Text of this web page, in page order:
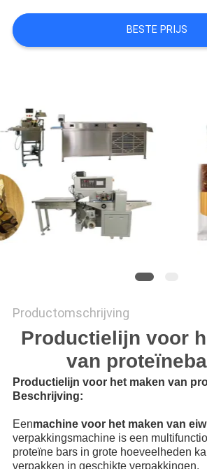
NIEUWS
OFFERTE
SITEMAP
PRIVACY
POLICY
BESTE PRIJS
Productomschrijving
Productielijn voor
van
Productielijn voor het maken van
Beschrijving:
Eenmachine voor het maken van
verpakkingsmachine is een
proteïne bars in grote hoeveelheden
verpakken in geschikte verpakkingen.